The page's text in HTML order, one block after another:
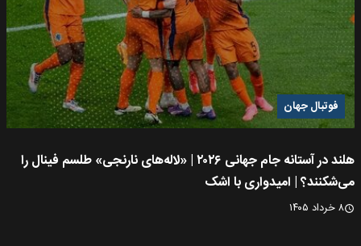
فوتبال جهان
هلند در آستانه جام جهانی ۲۰۲۶ | «لاله‌های نارنجی» طلسم فینال را
می‌شکنند؟ | امیدواری با اشک
۸ خرداد ۱۴۰۵